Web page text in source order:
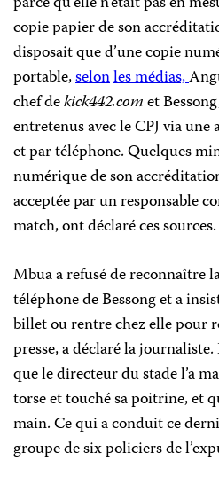
copie papier de son
disposait que d’une copie
portable,selonlesmédias,
chef dekick442.comet
entretenus avec le CPJ via
et par téléphone. Quelques
numérique de son
acceptée par un responsable
match, ont déclaré ces sources.
Mbua a refusé de reconnaître
téléphone de Bessong et a
billet ou rentre chez elle pour
presse, a déclaré la
que le directeur du stade l’a
torse et touché sa poitrine, et
main. Ce qui a conduit ce
groupe de six policiers de